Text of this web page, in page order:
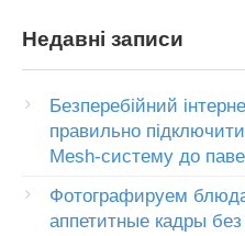
Недавні записи
Безперебійний
правильно
Mesh-систему до
Фотографируем
аппетитные кадры